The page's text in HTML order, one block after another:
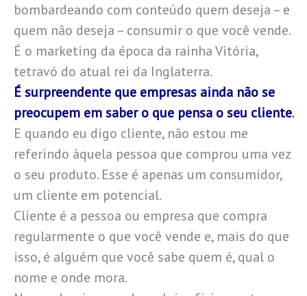
bombardeando com conteúdo quem deseja – e
quem não deseja – consumir o que você vende.
É o marketing da época da rainha Vitória,
tetravó do atual rei da Inglaterra.
É surpreendente que empresas ainda não se
preocupem em saber o que pensa o seu cliente.
E quando eu digo cliente, não estou me
referindo àquela pessoa que comprou uma vez
o seu produto. Esse é apenas um consumidor,
um cliente em potencial.
Cliente é a pessoa ou empresa que compra
regularmente o que você vende e, mais do que
isso, é alguém que você sabe quem é, qual o
nome e onde mora.